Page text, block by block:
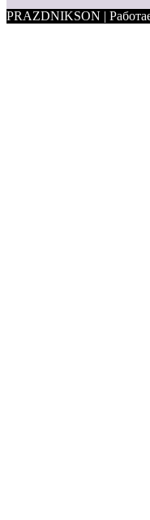
PRAZDNIKSON |